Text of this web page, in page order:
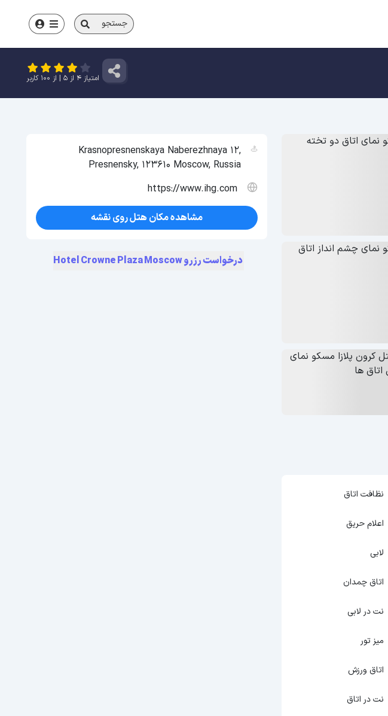
جستجو
امتیاز 4 از 5 | از 100 کاربر
نظافت اتاق
اعلام حریق
لابی
اتاق چمدان
نت در لابی
میز تور
اتاق ورزش
نت در اتاق
Krasnopresnenskaya Naberezhnaya 12,
Presnensky, 123610 Moscow, Russia
https://www.ihg.com
مشاهده مکان هتل روی نقشه
درخواست رزرو Hotel Crowne Plaza Moscow